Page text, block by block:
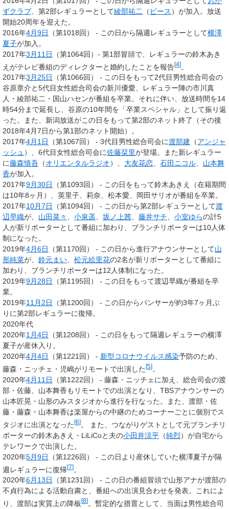
ずクラブ 、第2部レギュラーとして綾部祐二 （ ピース ）が加入。放送
開始20周年を迎えた。
2016年4月9日 （第1018回） - この日から隔週レギュラーとして横澤
夏子が加入。
2017年3月11日
（第1064回）- 第1部冒頭で、レギュラーの鈴木あき
えがテレビ番組のディレクターと婚約したことを報告[4]。
2017年3月25日
（第1066回） - この日をもって2代目男性総合司会の
谷原章介と5代目女性総合司会の新川優愛、レギュラー陣の市川真
人・綾部祐二・国山ハセンが番組を卒業。それに伴い、放送時間を14
時54分まで延長し、谷原の10年間を「卒業スペシャル」として振り返
った。また、新潟放送がこの日をもって第2部のネット終了（その後
2018年4月7日から第1部のネット開始）。
2017年4月1日 （第1067回） - 3代目男性総合司会に渡部建 （アンジャ
ッシュ ）、6代目女性総合司会に佐藤栞里が登場。また新レギュラー
に藤森慎吾 （オリエンタルラジオ）、 大友花恋、 石田ニコル、 山本舞
香が加入。
2017年9月30日
（第1093回） - この日をもって鈴木あきえ（在籍期間
は10年8ヶ月）、英里子、莉奈、松本愛、岡田サリオが番組を卒業。
2017年10月7日 （第1094回） - この日から第2部レギュラーとして渡
辺早織が、 山田菜々 、 小泉遥、 坂ノ上茜、 藤井サチ、 小室ゆらの計5
人が新リポーターとして番組に加わり、ブランチリポーターは10人体
制になった。
2019年4月6日 （第1170回） - この日から進行アナウンサーとして山
形純菜が、 鈴元まい、 松元絵里花の2名が新リポーターとして番組に
加わり、ブランチリポーターは12人体制になった。
2019年9月28日
（第1195回） - この日をもって渡辺早織が番組を卒
業。
2019年11月2日
（第1200回） - この日からパンサーが約3年7ヶ月ぶ
りに第2部レギュラーに復帰。
2020年代
2020年1月4日
（第1208回） - この日をもって隔週レギュラーの横澤
夏子が産休入り。
2020年4月4日 （第1221回） - 新型コロナウイルス感染予防のため、
藤森・ニッチェ・児嶋がリモートで出演した [5] 。
2020年4月11日
（第1222回） - 藤森・ニッチェに加え、総合司会の渡
部・佐藤、山本舞香もリモートでの出演となり、TBSアナウンサーの
山本匠晃・山形のみスタジオから進行を行なった。また、渡部・佐
藤・藤森・山本舞香は楽屋からの中継のためコーナーごとに個別でス
タジオに出演となった[6]。 また、 つながりゲスト として元ブランチリ
ポーターの鈴木あきえ・LiLiCoと夫の小田井涼平 （純烈）が自宅から
テレワークで出演した。
2020年5月9日
（第1226回） - この日より産休していた横澤夏子が隔
週レギュラーに復帰[7]。
2020年6月13日
（第1231回） - この日の番組冒頭で山形アナが渡部の
不貞行為による活動自粛と、番組への出演見合わせを発表。これによ
り、渡部は実質上の降板 [8] 。暫定的な措置として、当面は男性総合司